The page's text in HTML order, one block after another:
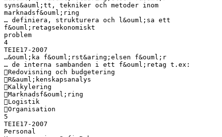
syns&auml;tt, tekniker och metoder inom
marknadsf&ouml;ring
… definiera, strukturera och l&ouml;sa ett
f&ouml;retagsekonomiskt
problem
4
TEIE17-2007
…&ouml;ka f&ouml;rst&aring;elsen f&ouml;r
… de interna sambanden i ett f&ouml;retag t.ex:
Redovisning och budgetering
R&auml;kenskapsanalys
Kalkylering
Marknadsf&ouml;ring
Logistik
Organisation
5
TEIE17-2007
Personal